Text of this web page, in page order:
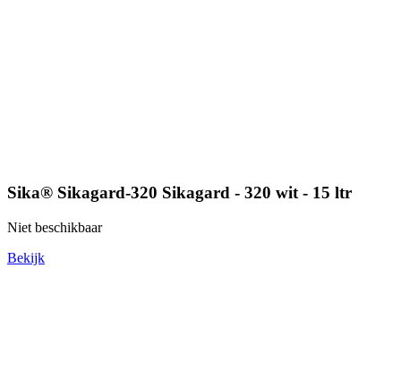
Sika® Sikagard-320 Sikagard - 320 wit - 15 ltr
Niet beschikbaar
Bekijk